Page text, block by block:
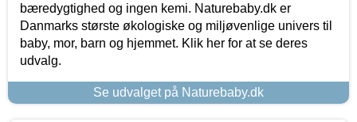
bæredygtighed og ingen kemi. Naturebaby.dk er
Danmarks største økologiske og miljøvenlige univers til
baby, mor, barn og hjemmet. Klik her for at se deres
udvalg.
Se udvalget på Naturebaby.dk